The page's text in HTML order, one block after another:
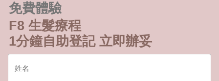
免費體驗
F8 生髮療程
1分鐘自助登記 立即辦妥